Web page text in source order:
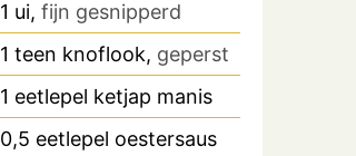
1 ui, fijn gesnipperd
1 teen knoflook, geperst
1 eetlepel ketjap manis
0,5 eetlepel oestersaus